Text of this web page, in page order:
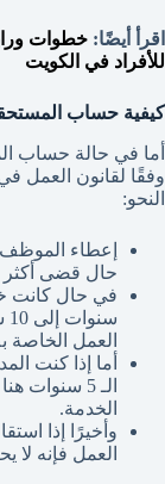
اقرأ أيضًا: خطوات
للأفراد في الكويت
كيفية حساب
أما في حالة حساب
النحو:
إعطاء
حال قضى أكثر من 10 سنوات
العمل الخاصة
الـ 5
الخدمة.
العمل فإنه